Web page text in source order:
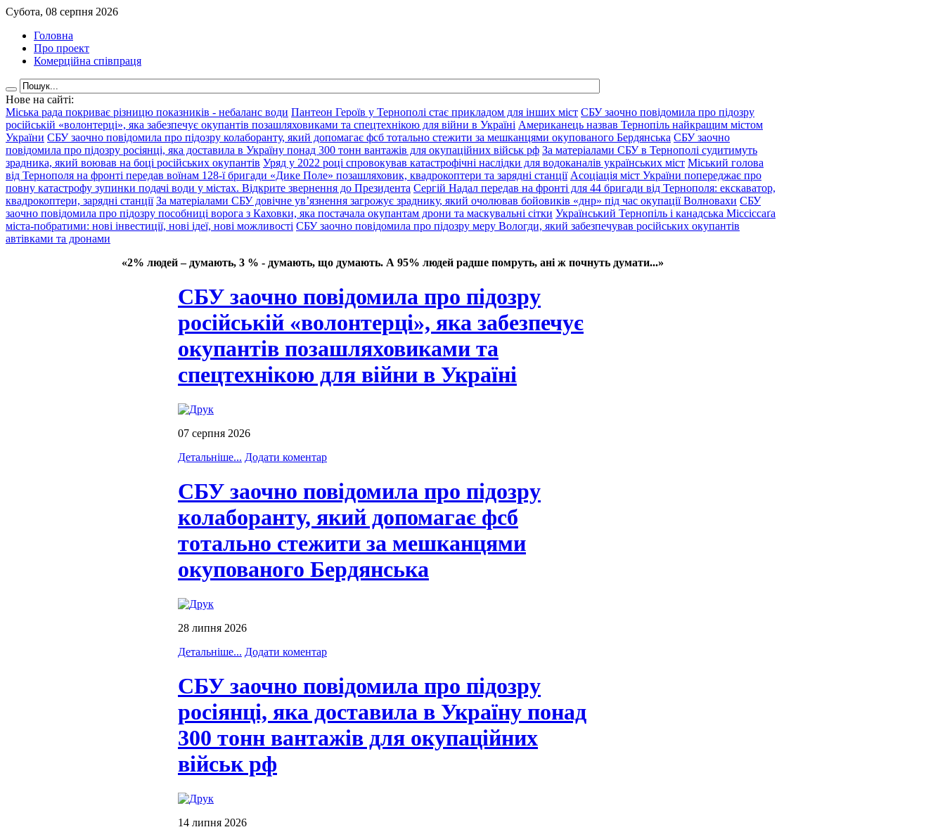
Субота, 08 серпня 2026
Головна
Про проект
Комерційна співпраця
Нове на сайті:
Міська рада покриває різницю показників - небаланс води Пантеон Героїв у Тернополі стає прикладом для інших міст СБУ заочно повідомила про підозру
російській «волонтерці», яка забезпечує окупантів позашляховиками та спецтехнікою для війни в Україні Американець назвав Тернопіль найкращим містом
України СБУ заочно повідомила про підозру колаборанту, який допомагає фсб тотально стежити за мешканцями окупованого Бердянська СБУ заочно
повідомила про підозру росіянці, яка доставила в Україну понад 300 тонн вантажів для окупаційних військ рф За матеріалами СБУ в Тернополі судитимуть
зрадника, який воював на боці російських окупантів Уряд у 2022 році спровокував катастрофічні наслідки для водоканалів українських міст Міський голова
від Тернополя на фронті передав воїнам 128-ї бригади «Дике Поле» позашляховик, квадрокоптери та зарядні станції Асоціація міст України попереджає про
повну катастрофу зупинки подачі води у містах. Відкрите звернення до Президента Сергій Надал передав на фронті для 44 бригади від Тернополя: екскаватор,
квадрокоптери, зарядні станції За матеріалами СБУ довічне ув’язнення загрожує зраднику, який очолював бойовиків «днр» під час окупації Волновахи СБУ
заочно повідомила про підозру пособниці ворога з Каховки, яка постачала окупантам дрони та маскувальні сітки Український Тернопіль і канадська Міссіссаґа
міста-побратими: нові інвестиції, нові ідеї, нові можливості СБУ заочно повідомила про підозру меру Вологди, який забезпечував російських окупантів
автівками та дронами
«2% людей – думають, 3 % - думають, що думають. А 95% людей радше помруть, ані ж почнуть думати...»
СБУ заочно повідомила про підозру
російській «волонтерці», яка забезпечує
окупантів позашляховиками та
спецтехнікою для війни в Україні
07 серпня 2026
Детальніше... Додати коментар
СБУ заочно повідомила про підозру
колаборанту, який допомагає фсб
тотально стежити за мешканцями
окупованого Бердянська
28 липня 2026
Детальніше... Додати коментар
СБУ заочно повідомила про підозру
росіянці, яка доставила в Україну понад
300 тонн вантажів для окупаційних
військ рф
14 липня 2026